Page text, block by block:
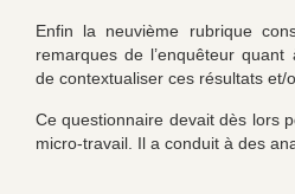
Enfin la neuvième rubrique
remarques de l’enquêteur
de contextualiser ces résultats et/
Ce questionnaire devait dès lors
micro-travail. Il a conduit à des